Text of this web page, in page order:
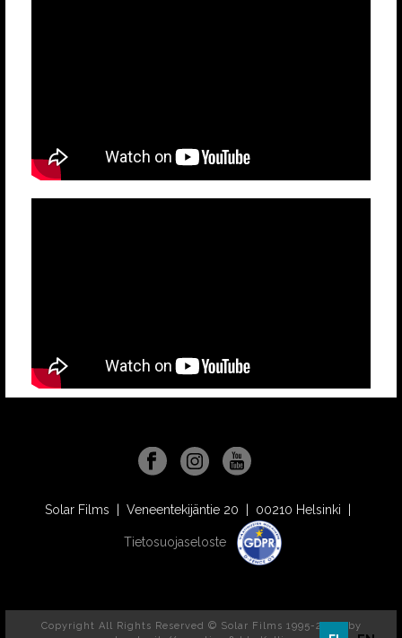
Solar Films | Veneentekijäntie 20 | 00210 Helsinki |
Tietosuojaseloste
Copyright All Rights Reserved © Solar Films 1995-2026, by